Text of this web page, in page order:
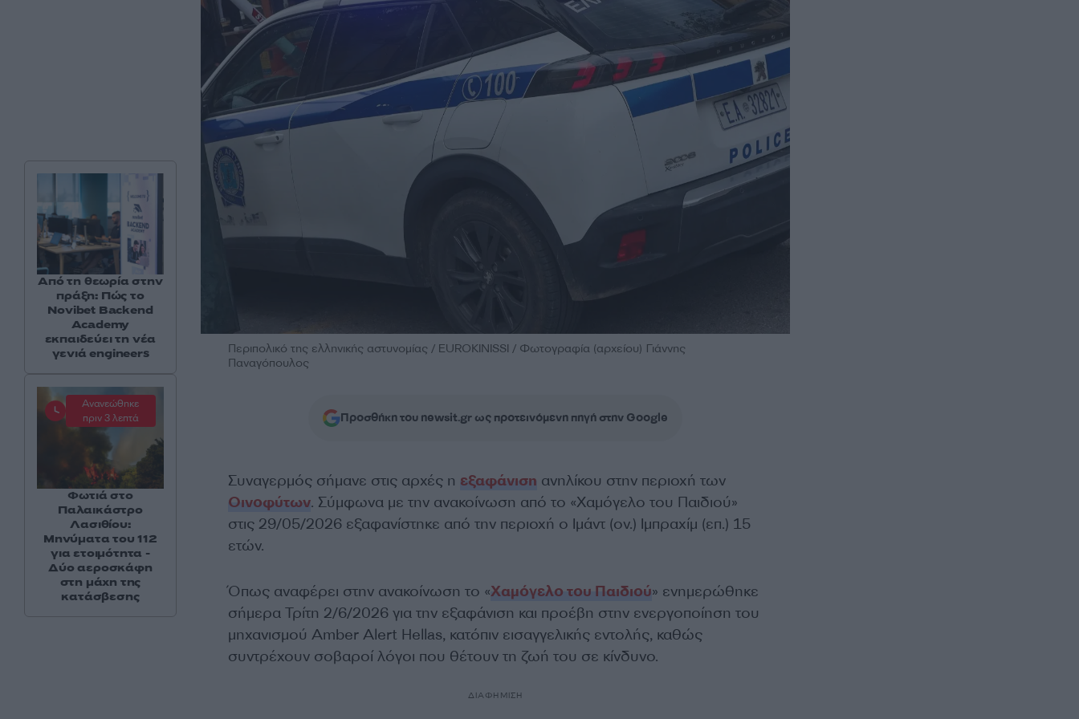
Περιπολικό της ελληνικής αστυνομίας / EUROKINISSI / Φωτογραφία (αρχείου) Γιάννης
Παναγόπουλος
Προσθήκη του newsit.gr ως προτεινόμενη πηγή στην Google
Συναγερμός σήμανε στις αρχές η εξαφάνιση ανηλίκου στην περιοχή των
Οινοφύτων. Σύμφωνα με την ανακοίνωση από το «Χαμόγελο του Παιδιού»
στις 29/05/2026 εξαφανίστηκε από την περιοχή ο Ιμάντ (ον.) Ιμπραχίμ (επ.) 15
ετών.
Όπως αναφέρει στην ανακοίνωση το «Χαμόγελο του Παιδιού» ενημερώθηκε
σήμερα Τρίτη 2/6/2026 για την εξαφάνιση και προέβη στην ενεργοποίηση του
μηχανισμού Amber Alert Hellas, κατόπιν εισαγγελικής εντολής, καθώς
συντρέχουν σοβαροί λόγοι που θέτουν τη ζωή του σε κίνδυνο.
ΔΙΑΦΗΜΙΣΗ
Από τη θεωρία στην
πράξη: Πώς το
Novibet Backend
Academy
εκπαιδεύει τη νέα
γενιά engineers
Ανανεώθηκε
πριν 3 λεπτά
Φωτιά στο
Παλαικάστρο
Λασιθίου:
Μηνύματα του 112
για ετοιμότητα -
Δύο αεροσκάφη
στη μάχη της
κατάσβεσης